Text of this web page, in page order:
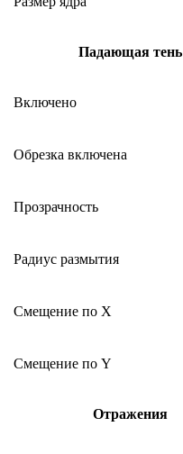
Падающая тень
Включено
Обрезка включена
Прозрачность
Радиус размытия
Смещение по Х
Смещение по Y
Отражения